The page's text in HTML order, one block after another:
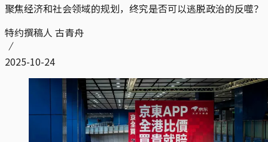
聚焦经济和社会领域的规划，终究是否可以逃脱政治的反噬？
特约撰稿人 古青舟
2025-10-24